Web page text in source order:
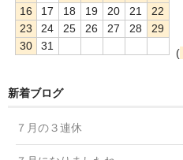
16
17 18 19 20 21
22
23
24 25 26 27 28
29
30
31
(
新着ブログ
７月の３連休